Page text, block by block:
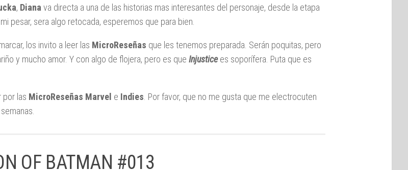
, Diana va directa a una de las historias mas interesantes del personaje, desde la etapa
pesar, sera algo retocada, esperemos que para bien.
los invito a leer las MicroReseñas que les tenemos preparada. Serán poquitas, pero
y mucho amor. Y con algo de flojera, pero es que Injustice es soporífera. Puta que es
por las MicroReseñas Marvel e Indies . Por favor, que no me gusta que me electrocuten
OF BATMAN #013